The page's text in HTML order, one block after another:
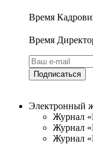
Время
Время
Подписаться
Электронный
Журнал
Журнал
Журнал